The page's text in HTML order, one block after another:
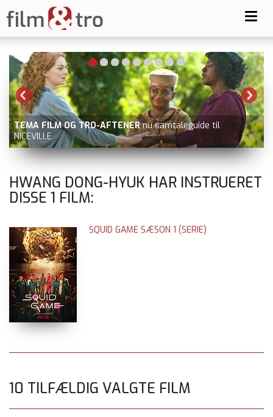
TEMA FILM OG TRO-AFTENER nu samtaleguide til
NICEVILLE
HWANG DONG-HYUK HAR INSTRUERET
DISSE 1 FILM:
SQUID GAME SÆSON 1 (SERIE)
10 TILFÆLDIG VALGTE FILM